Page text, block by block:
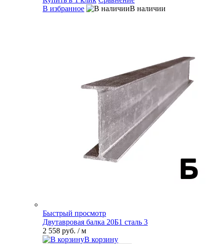
В избранное
В наличии
Быстрый просмотр
Двутавровая балка 20Б1 сталь 3
2 558 руб. / м
В корзину